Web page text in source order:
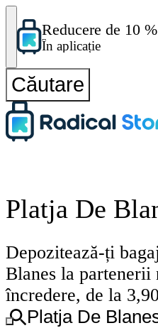
Reducere de 10 %
În aplicație
Căutare
Platja De
Depozitează-ți
Blanes la
încredere, de la
Platja De